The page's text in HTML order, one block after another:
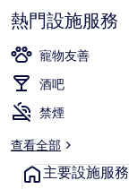
熱門設施服務
寵物友善
酒吧
禁煙
查看全部
主要設施服務